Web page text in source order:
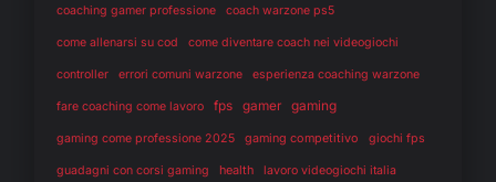
coaching gamer professione coach warzone ps5
come allenarsi su cod come diventare coach nei videogiochi
controller errori comuni warzone esperienza coaching warzone
fare coaching come lavoro fps gamer gaming
gaming come professione 2025 gaming competitivo giochi fps
guadagni con corsi gaming health lavoro videogiochi italia